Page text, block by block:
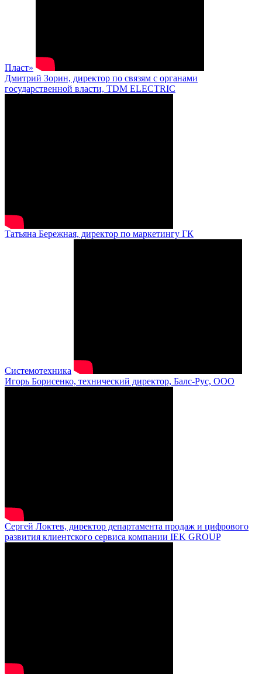
Пласт»
Дмитрий Зорин, директор по связям с органами
государственной власти, TDM ELECTRIC
Татьяна Бережная, директор по маркетингу ГК
Системотехника
Игорь Борисенко, технический директор, Балс-Рус, ООО
Сергей Локтев, директор департамента продаж и цифрового
развития клиентского сервиса компании IEK GROUP